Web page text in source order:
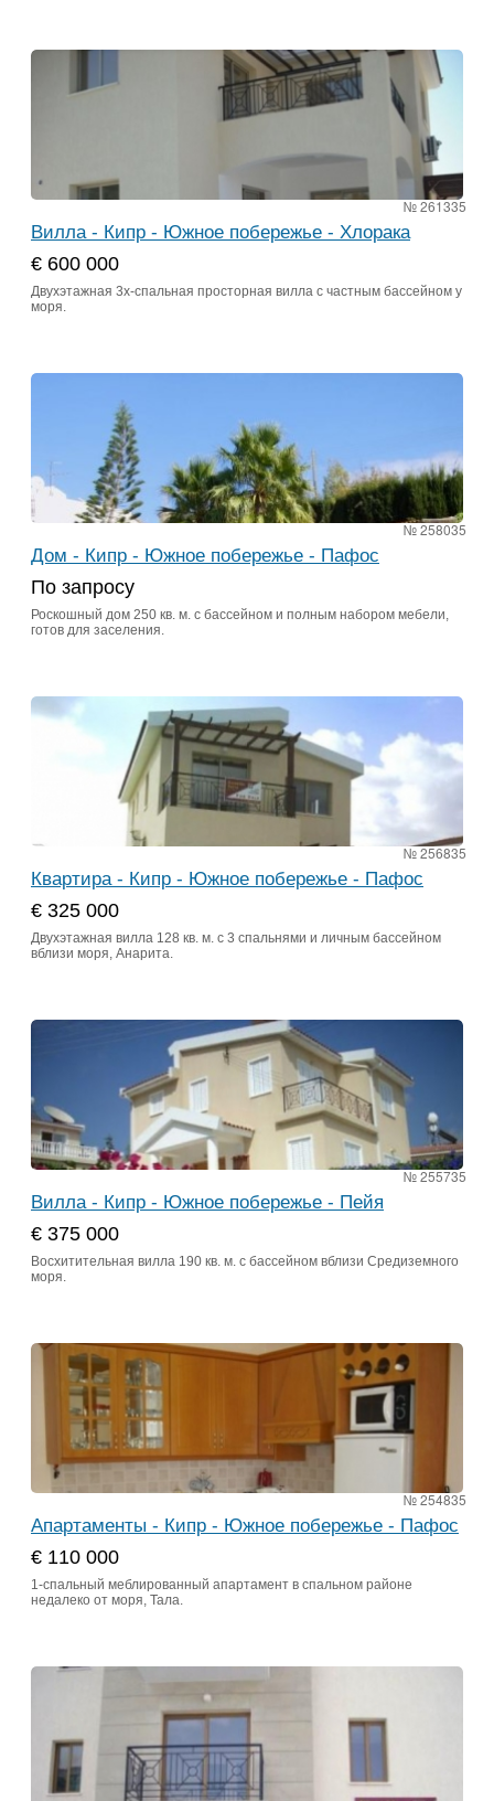
№ 261335
Вилла - Кипр - Южное побережье - Хлорака
€ 600 000
Двухэтажная 3х-спальная просторная вилла с частным бассейном у
моря.
№ 258035
Дом - Кипр - Южное побережье - Пафос
По запросу
Роскошный дом 250 кв. м. с бассейном и полным набором мебели,
готов для заселения.
№ 256835
Квартира - Кипр - Южное побережье - Пафос
€ 325 000
Двухэтажная вилла 128 кв. м. с 3 спальнями и личным бассейном
вблизи моря, Анарита.
№ 255735
Вилла - Кипр - Южное побережье - Пейя
€ 375 000
Восхитительная вилла 190 кв. м. с бассейном вблизи Средиземного
моря.
№ 254835
Апартаменты - Кипр - Южное побережье - Пафос
€ 110 000
1-спальный меблированный апартамент в спальном районе
недалеко от моря, Тала.